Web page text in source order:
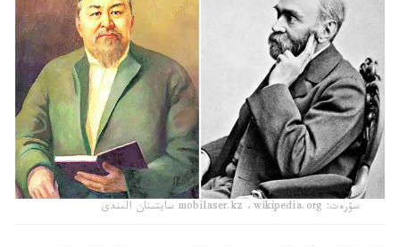
سۋرەت: mobilaser.kz ،wikipedia.org سايتىنان الىندى